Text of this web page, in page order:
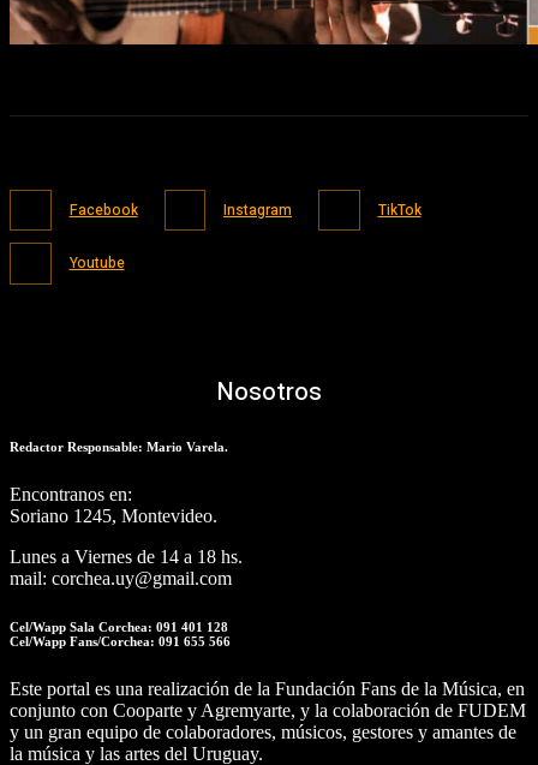
Facebook Instagram TikTok
Youtube
Nosotros
Redactor Responsable: Mario Varela.
Encontranos en:
Soriano 1245, Montevideo.
Lunes a Viernes de 14 a 18 hs.
mail: corchea.uy@gmail.com
Cel/Wapp Sala Corchea: 091 401 128
Cel/Wapp Fans/Corchea: 091 655 566
Este portal es una realización de la Fundación Fans de la Música, en
conjunto con Cooparte y Agremyarte, y la colaboración de FUDEM
y un gran equipo de colaboradores, músicos, gestores y amantes de
la música y las artes del Uruguay.